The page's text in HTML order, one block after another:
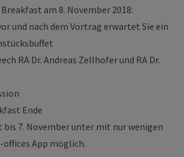
am 8. November 2018:
und nach dem Vortrag erwartet Sie ein
RA Dr. Andreas Zellhofer und RA Dr.
Ende
bis 7. November unter mit nur wenigen
-offices App möglich.